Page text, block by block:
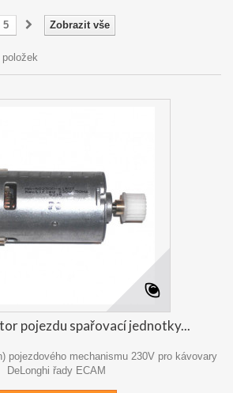
Zobrazit vše
5
položek
pojezdu spařovací jednotky...
pojezdového mechanismu 230V pro kávovary
DeLonghi řady ECAM